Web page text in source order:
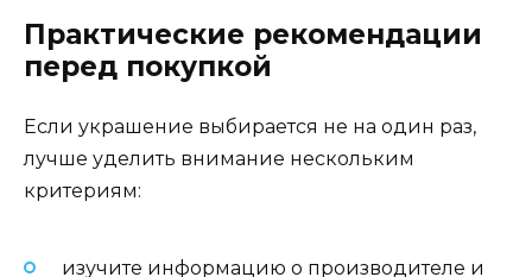
Практические рекомендации
перед покупкой
Если украшение выбирается не на один раз,
лучше уделить внимание нескольким
критериям:
изучите информацию о производителе и